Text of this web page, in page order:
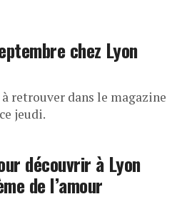
chez Lyon
retrouver dans le magazine
jeudi.
découvrir à Lyon
de l’amour